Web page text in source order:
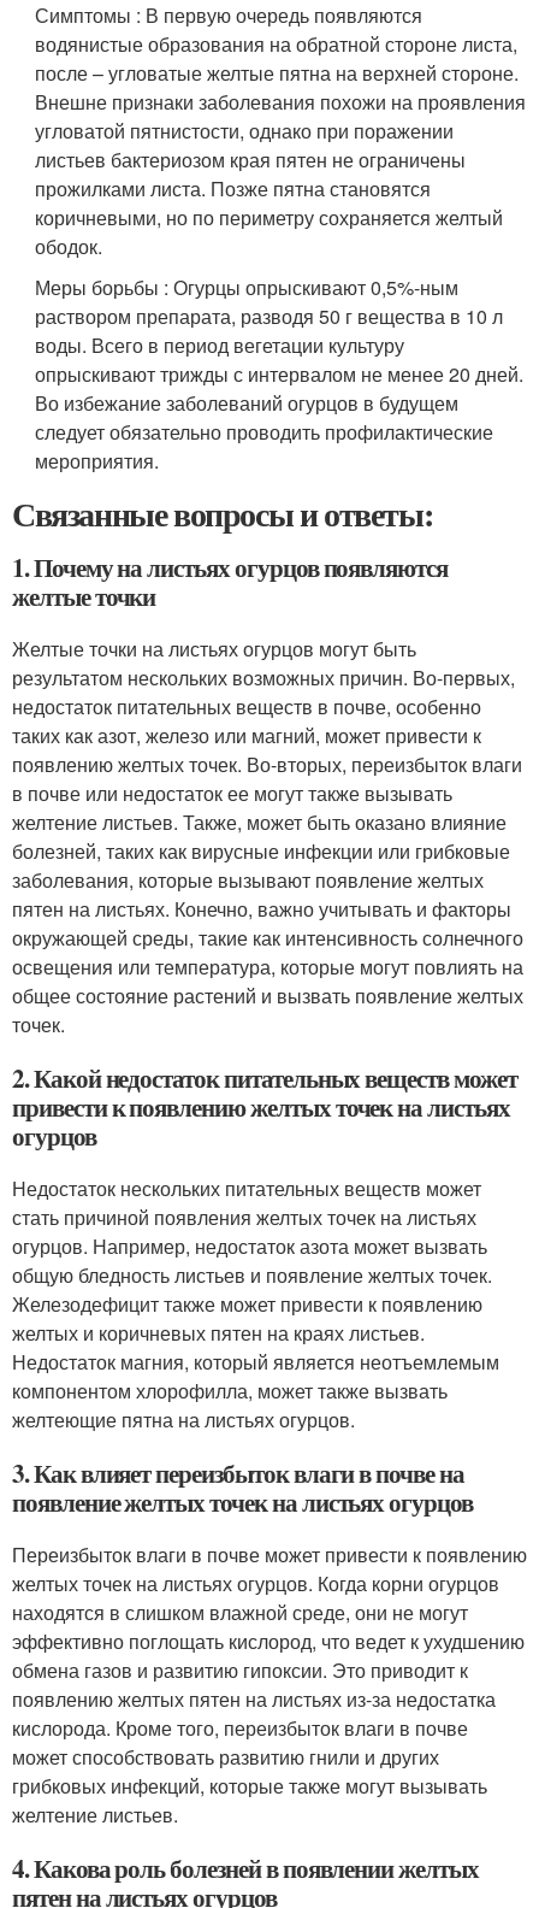
Симптомы : В первую очередь появляются
водянистые образования на обратной стороне листа,
после – угловатые желтые пятна на верхней стороне.
Внешне признаки заболевания похожи на проявления
угловатой пятнистости, однако при поражении
листьев бактериозом края пятен не ограничены
прожилками листа. Позже пятна становятся
коричневыми, но по периметру сохраняется желтый
ободок.
Меры борьбы : Огурцы опрыскивают 0,5%-ным
раствором препарата, разводя 50 г вещества в 10 л
воды. Всего в период вегетации культуру
опрыскивают трижды с интервалом не менее 20 дней.
Во избежание заболеваний огурцов в будущем
следует обязательно проводить профилактические
мероприятия.
Связанные вопросы и ответы:
1. Почему на листьях огурцов появляются
желтые точки
Желтые точки на листьях огурцов могут быть
результатом нескольких возможных причин. Во-первых,
недостаток питательных веществ в почве, особенно
таких как азот, железо или магний, может привести к
появлению желтых точек. Во-вторых, переизбыток влаги
в почве или недостаток ее могут также вызывать
желтение листьев. Также, может быть оказано влияние
болезней, таких как вирусные инфекции или грибковые
заболевания, которые вызывают появление желтых
пятен на листьях. Конечно, важно учитывать и факторы
окружающей среды, такие как интенсивность солнечного
освещения или температура, которые могут повлиять на
общее состояние растений и вызвать появление желтых
точек.
2. Какой недостаток питательных веществ может
привести к появлению желтых точек на листьях
огурцов
Недостаток нескольких питательных веществ может
стать причиной появления желтых точек на листьях
огурцов. Например, недостаток азота может вызвать
общую бледность листьев и появление желтых точек.
Железодефицит также может привести к появлению
желтых и коричневых пятен на краях листьев.
Недостаток магния, который является неотъемлемым
компонентом хлорофилла, может также вызвать
желтеющие пятна на листьях огурцов.
3. Как влияет переизбыток влаги в почве на
появление желтых точек на листьях огурцов
Переизбыток влаги в почве может привести к появлению
желтых точек на листьях огурцов. Когда корни огурцов
находятся в слишком влажной среде, они не могут
эффективно поглощать кислород, что ведет к ухудшению
обмена газов и развитию гипоксии. Это приводит к
появлению желтых пятен на листьях из-за недостатка
кислорода. Кроме того, переизбыток влаги в почве
может способствовать развитию гнили и других
грибковых инфекций, которые также могут вызывать
желтение листьев.
4. Какова роль болезней в появлении желтых
пятен на листьях огурцов